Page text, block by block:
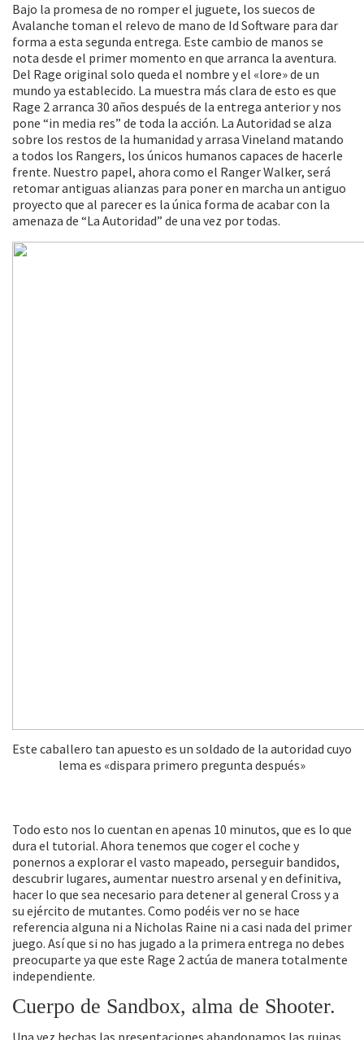
Bajo la promesa de no romper el juguete, los suecos de
Avalanche toman el relevo de mano de Id Software para dar
forma a esta segunda entrega. Este cambio de manos se
nota desde el primer momento en que arranca la aventura.
Del Rage original solo queda el nombre y el «lore» de un
mundo ya establecido. La muestra más clara de esto es que
Rage 2 arranca 30 años después de la entrega anterior y nos
pone “in media res” de toda la acción. La Autoridad se alza
sobre los restos de la humanidad y arrasa Vineland matando
a todos los Rangers, los únicos humanos capaces de hacerle
frente. Nuestro papel, ahora como el Ranger Walker, será
retomar antiguas alianzas para poner en marcha un antiguo
proyecto que al parecer es la única forma de acabar con la
amenaza de “La Autoridad” de una vez por todas.
Este caballero tan apuesto es un soldado de la autoridad cuyo
lema es «dispara primero pregunta después»
Todo esto nos lo cuentan en apenas 10 minutos, que es lo que
dura el tutorial. Ahora tenemos que coger el coche y
ponernos a explorar el vasto mapeado, perseguir bandidos,
descubrir lugares, aumentar nuestro arsenal y en definitiva,
hacer lo que sea necesario para detener al general Cross y a
su ejército de mutantes. Como podéis ver no se hace
referencia alguna ni a Nicholas Raine ni a casi nada del primer
juego. Así que si no has jugado a la primera entrega no debes
preocuparte ya que este Rage 2 actúa de manera totalmente
independiente.
Cuerpo de Sandbox, alma de Shooter.
Una vez hechas las presentaciones abandonamos las ruinas